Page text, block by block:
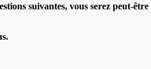
suivantes, vous serez peut-être